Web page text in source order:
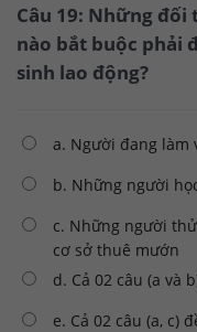
Câu 19: Những
nào bắt buộc phải
sinh lao động?
a. Người đang làm
b. Những người
c. Những người
cơ sở thuê mướn
d. Cả 02 câu (a và
e. Cả 02 câu (a, c)